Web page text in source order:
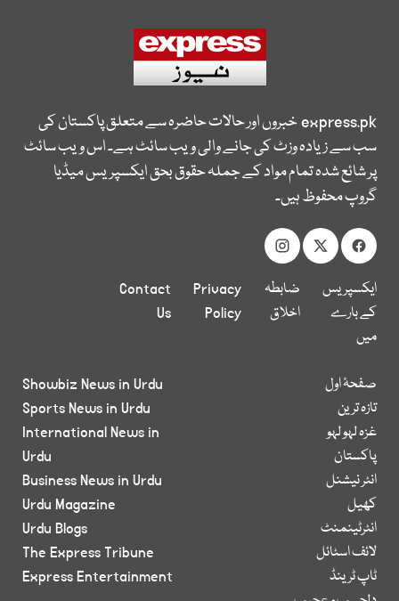
express.pkخبروں اور حالات حاضرہ سے متعلق پاکستان کی
سب سے زیادہ وزٹ کی جانے والی ویب سائٹ ہے۔ اس ویب سائٹ
پر شائع شدہ تمام مواد کے جملہ حقوق بحق ایکسپریس میڈیا
گروپ محفوظ ہیں۔
ایکسپریس
کے بارے
میں
ضابطہ
اخلاق
Privacy
Policy
Contact
Us
صفحۂ اول
تازہ ترین
غزہ لہو لہو
پاکستان
انٹر نیشنل
کھیل
انٹرٹینمنٹ
لائف اسٹائل
ٹاپ ٹرینڈ
Showbiz News in Urdu
Sports News in Urdu
International News in
Urdu
Business News in Urdu
Urdu Magazine
Urdu Blogs
The Express Tribune
Express Entertainment